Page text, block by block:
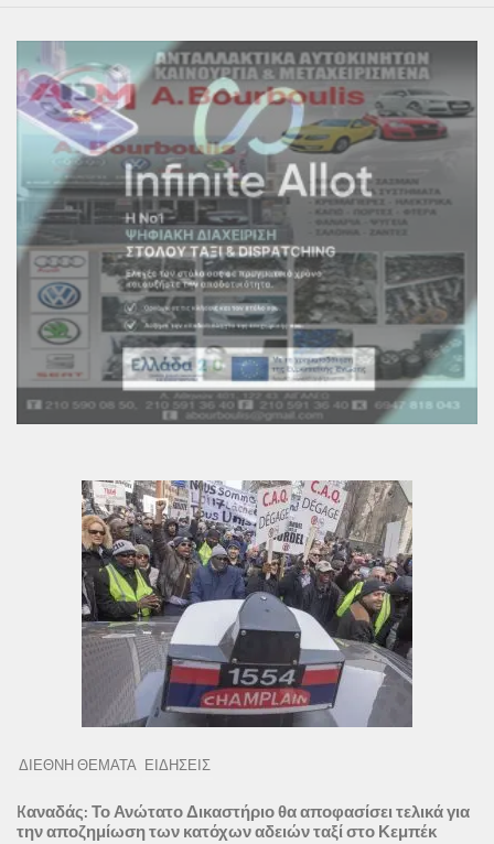
ΔΙΕΘΝΗ ΘΕΜΑΤΑ ΕΙΔΗΣΕΙΣ
Kαναδάς: Το Ανώτατο Δικαστήριο θα αποφασίσει τελικά για
την αποζημίωση των κατόχων αδειών ταξί στο Κεμπέκ